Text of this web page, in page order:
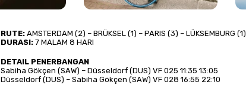
RUTE: AMSTERDAM (2) – BRÜKSEL (1) – PARIS (3) – LÜKSEMBURG (1)
DURASI: 7 MALAM 8 HARI
DETAIL PENERBANGAN
Sabiha Gökçen (SAW) – Düsseldorf (DUS) VF 025 11:35 13:05
Düsseldorf (DUS) – Sabiha Gökçen (SAW) VF 028 16:55 22:10